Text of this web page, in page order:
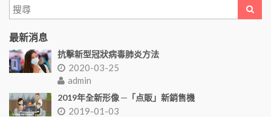
最新消息
抗擊新型冠狀病毒肺炎方法
2020-03-25
admin
2019年全新形像 ─「点販」新銷售機
2019-01-03